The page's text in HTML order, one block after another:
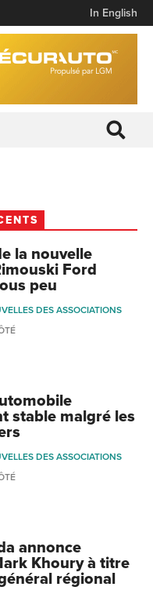
In English
la nouvelle
Ford
peu
DES ASSOCIATIONS
stable malgré les
DES ASSOCIATIONS
annonce
Khoury à titre
régional